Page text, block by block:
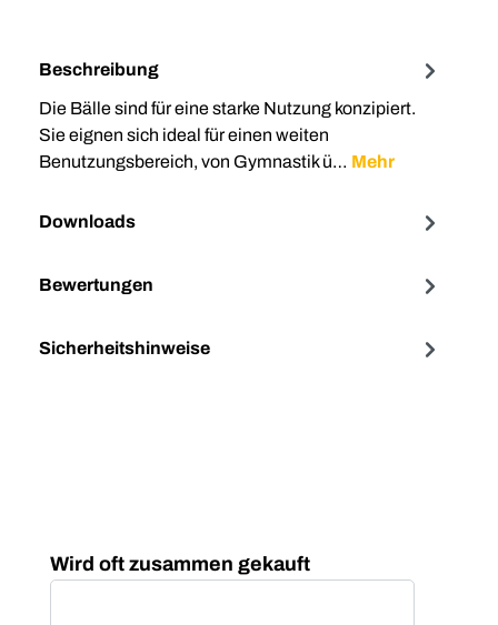
Beschreibung
Die Bälle sind für eine starke Nutzung konzipiert.
Sie eignen sich ideal für einen weiten
Benutzungsbereich, von Gymnastik ü… Mehr
Downloads
Bewertungen
Sicherheitshinweise
Produktgalerie überspringen
Wird oft zusammen gekauft